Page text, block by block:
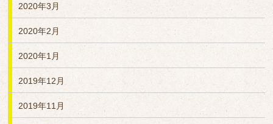
2020年3月
2020年2月
2020年1月
2019年12月
2019年11月